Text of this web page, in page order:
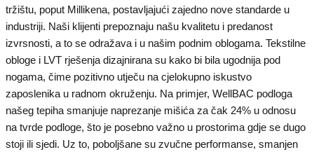
tržištu, poput Millikena, postavljajući zajedno nove standarde u
industriji. Naši klijenti prepoznaju našu kvalitetu i predanost
izvrsnosti, a to se odražava i u našim podnim oblogama. Tekstilne
obloge i LVT rješenja dizajnirana su kako bi bila ugodnija pod
nogama, čime pozitivno utječu na cjelokupno iskustvo
zaposlenika u radnom okruženju. Na primjer, WellBAC podloga
našeg tepiha smanjuje naprezanje mišića za čak 24% u odnosu
na tvrde podloge, što je posebno važno u prostorima gdje se dugo
stoji ili sjedi. Uz to, poboljšane su zvučne performanse, smanjen